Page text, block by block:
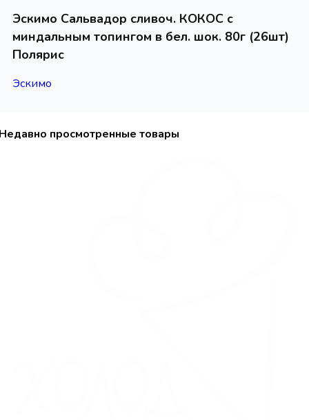
Эскимо Сальвадор сливоч. КОКОС с
миндальным топингом в бел. шок. 80г (26шт)
Полярис
Эскимо
просмотренные товары